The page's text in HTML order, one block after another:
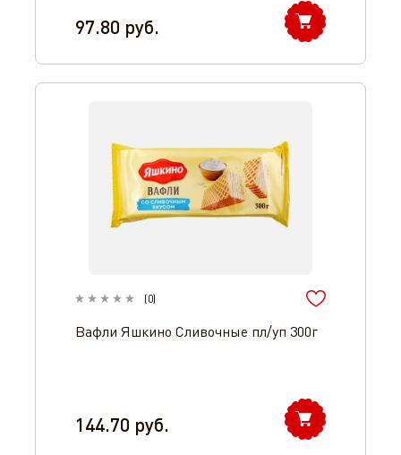
97.80 руб.
(0)
Вафли Яшкино Сливочные пл/уп 300г
144.70 руб.